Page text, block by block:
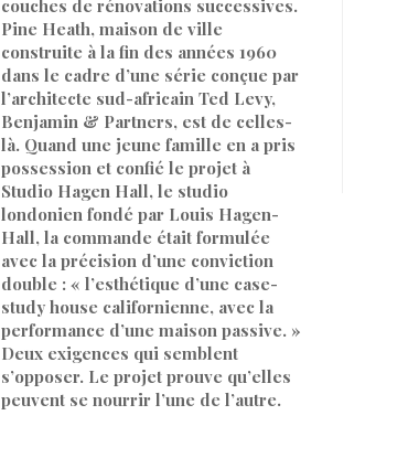
couches de rénovations successives.
Pine Heath, maison de ville
construite à la fin des années 1960
dans le cadre d’une série conçue par
l’architecte sud-africain Ted Levy,
Benjamin & Partners, est de celles-
là. Quand une jeune famille en a pris
possession et confié le projet à
Studio Hagen Hall, le studio
londonien fondé par Louis Hagen-
Hall, la commande était formulée
avec la précision d’une conviction
double : « l’esthétique d’une case-
study house californienne, avec la
performance d’une maison passive. »
Deux exigences qui semblent
s’opposer. Le projet prouve qu’elles
peuvent se nourrir l’une de l’autre.